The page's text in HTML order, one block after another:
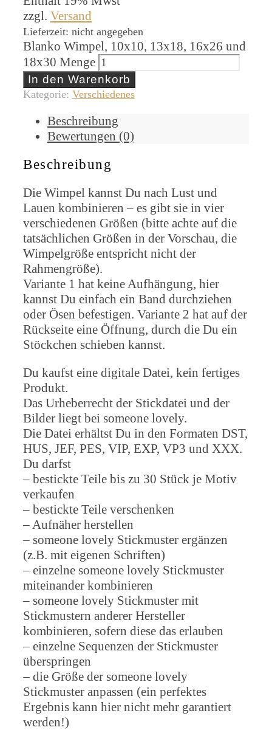
zzgl. Versand
Lieferzeit: nicht angegeben
Blanko Wimpel, 10x10, 13x18, 16x26 und
18x30 Menge
In den Warenkorb
Kategorie: Verschiedenes
Beschreibung
Bewertungen (0)
Beschreibung
Die Wimpel kannst Du nach Lust und
Lauen kombinieren – es gibt sie in vier
verschiedenen Größen (bitte achte auf die
tatsächlichen Größen in der Vorschau, die
Wimpelgröße entspricht nicht der
Rahmengröße).
Variante 1 hat keine Aufhängung, hier
kannst Du einfach ein Band durchziehen
oder Ösen befestigen. Variante 2 hat auf der
Rückseite eine Öffnung, durch die Du ein
Stöckchen schieben kannst.
Du kaufst eine digitale Datei, kein fertiges
Produkt.
Das Urheberrecht der Stickdatei und der
Bilder liegt bei someone lovely.
Die Datei erhältst Du in den Formaten DST,
HUS, JEF, PES, VIP, EXP, VP3 und XXX.
Du darfst
– bestickte Teile bis zu 30 Stück je Motiv
verkaufen
– bestickte Teile verschenken
– Aufnäher herstellen
– someone lovely Stickmuster ergänzen
(z.B. mit eigenen Schriften)
– einzelne someone lovely Stickmuster
miteinander kombinieren
– someone lovely Stickmuster mit
Stickmustern anderer Hersteller
kombinieren, sofern diese das erlauben
– einzelne Sequenzen der Stickmuster
überspringen
– die Größe der someone lovely
Stickmuster anpassen (ein perfektes
Ergebnis kann hier nicht mehr garantiert
werden!)